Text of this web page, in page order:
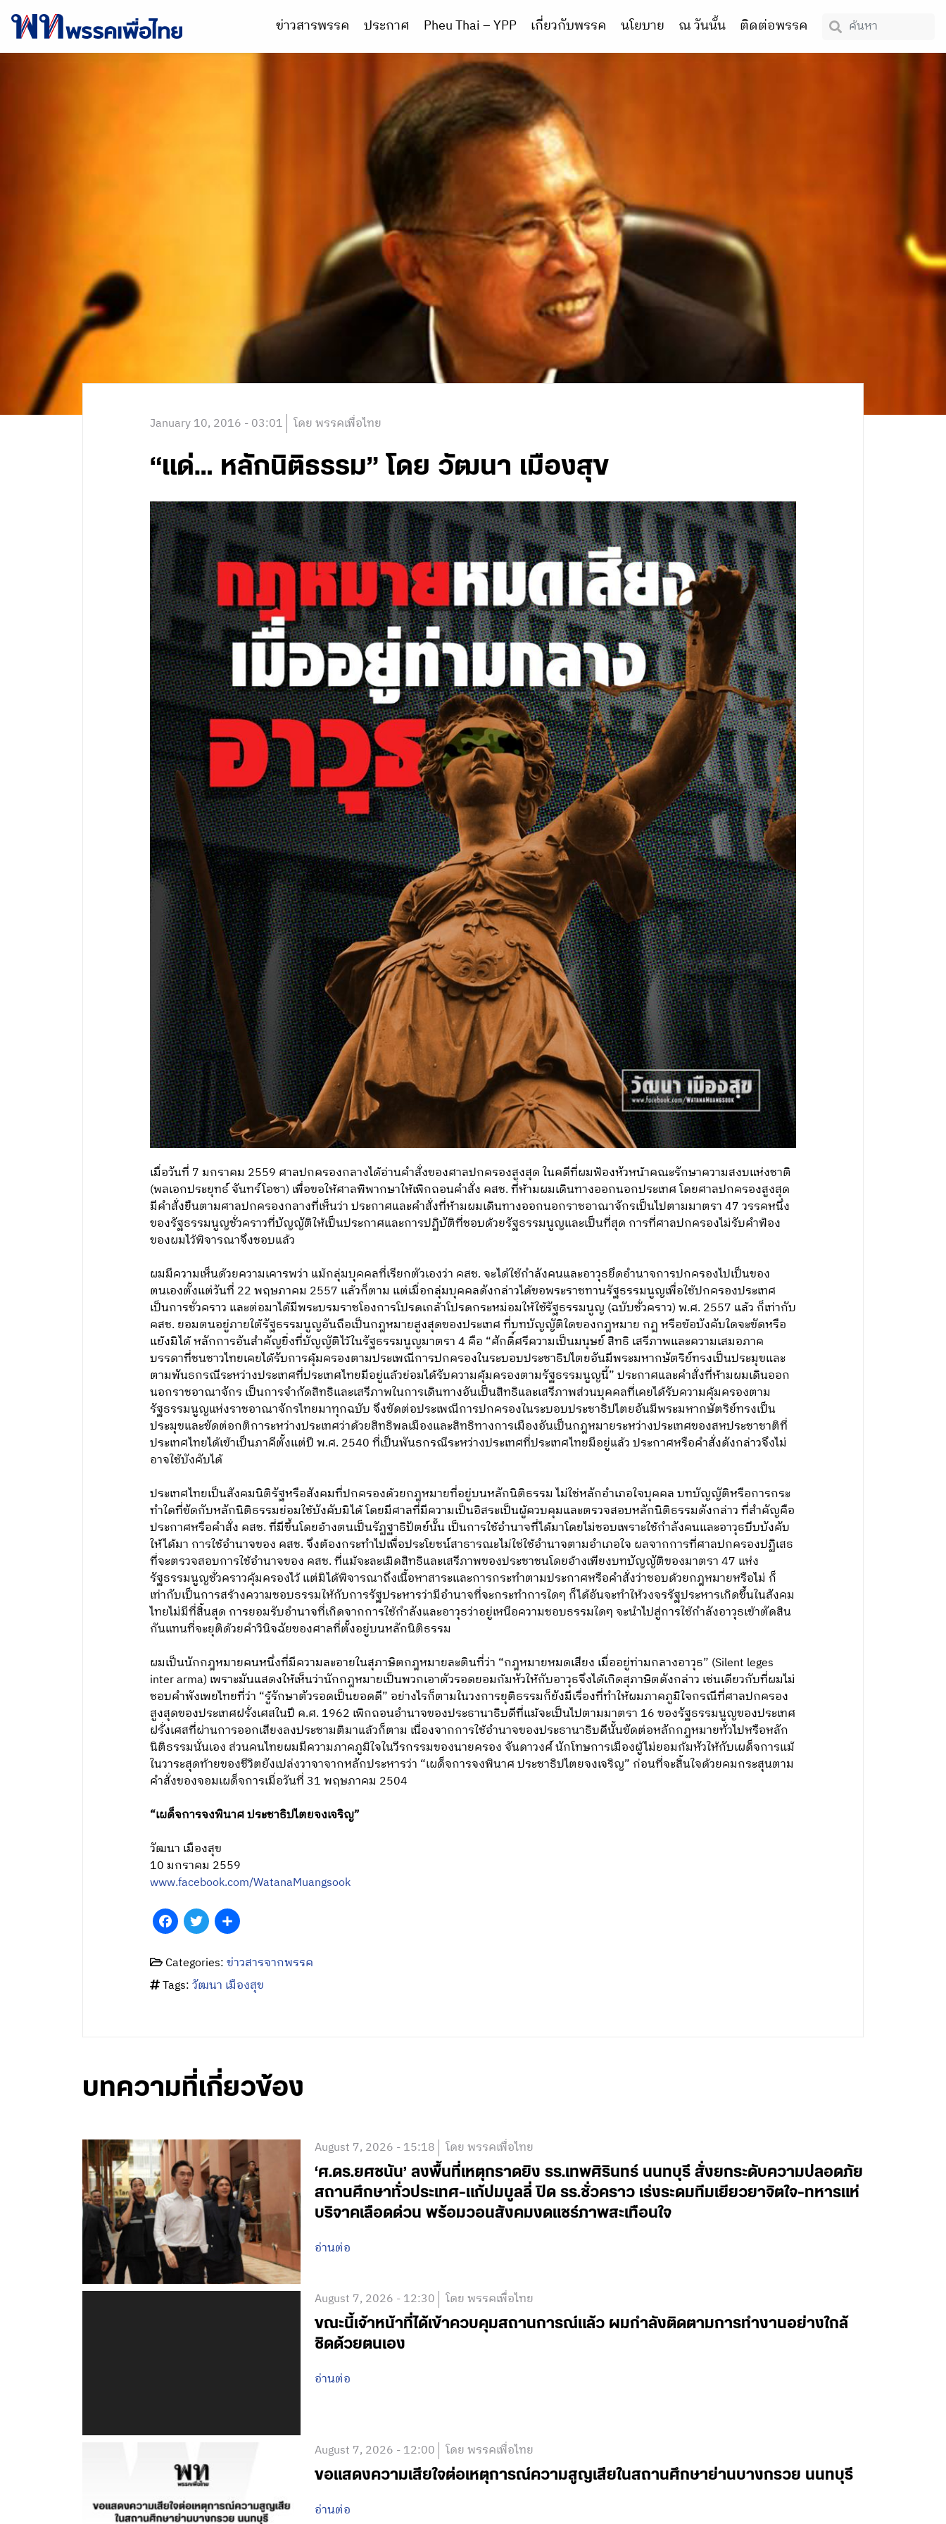
ข่าวสารพรรค ประกาศ Pheu Thai – YPP เกี่ยวกับพรรค นโยบาย ณ วันนั้น ติดต่อพรรค
January 10, 2016 - 03:01 โดย พรรคเพื่อไทย
“แด่… หลักนิติธรรม” โดย วัฒนา เมืองสุข
เมื่อวันที่ 7 มกราคม 2559 ศาลปกครองกลางได้อ่านคำสั่งของศาลปกครองสูงสุด ในคดีที่ผมฟ้องหัวหน้าคณะรักษาความสงบแห่งชาติ
(พลเอกประยุทธ์ จันทร์โอชา) เพื่อขอให้ศาลพิพากษาให้เพิกถอนคำสั่ง คสช. ที่ห้ามผมเดินทางออกนอกประเทศ โดยศาลปกครองสูงสุด
มีคำสั่งยืนตามศาลปกครองกลางที่เห็นว่า ประกาศและคำสั่งที่ห้ามผมเดินทางออกนอกราชอาณาจักรเป็นไปตามมาตรา 47 วรรคหนึ่ง
ของรัฐธรรมนูญชั่วคราวที่บัญญัติให้เป็นประกาศและการปฏิบัติที่ชอบด้วยรัฐธรรมนูญและเป็นที่สุด การที่ศาลปกครองไม่รับคำฟ้อง
ของผมไว้พิจารณาจึงชอบแล้ว
ผมมีความเห็นด้วยความเคารพว่า แม้กลุ่มบุคคลที่เรียกตัวเองว่า คสช. จะได้ใช้กำลังคนและอาวุธยึดอำนาจการปกครองไปเป็นของ
ตนเองตั้งแต่วันที่ 22 พฤษภาคม 2557 แล้วก็ตาม แต่เมื่อกลุ่มบุคคลดังกล่าวได้ขอพระราชทานรัฐธรรมนูญเพื่อใช้ปกครองประเทศ
เป็นการชั่วคราว และต่อมาได้มีพระบรมราชโองการโปรดเกล้าโปรดกระหม่อมให้ใช้รัฐธรรมนูญ (ฉบับชั่วคราว) พ.ศ. 2557 แล้ว ก็เท่ากับ
คสช. ยอมตนอยู่ภายใต้รัฐธรรมนูญอันถือเป็นกฎหมายสูงสุดของประเทศ ที่บทบัญญัติใดของกฎหมาย กฏ หรือข้อบังคับใดจะขัดหรือ
แย้งมิได้ หลักการอันสำคัญยิ่งที่บัญญัติไว้ในรัฐธรรมนูญมาตรา 4 คือ “ศักดิ์ศรีความเป็นมนุษย์ สิทธิ เสรีภาพและความเสมอภาค
บรรดาที่ชนชาวไทยเคยได้รับการคุ้มครองตามประเพณีการปกครองในระบอบประชาธิปไตยอันมีพระมหากษัตริย์ทรงเป็นประมุขและ
ตามพันธกรณีระหว่างประเทศที่ประเทศไทยมีอยู่แล้วย่อมได้รับความคุ้มครองตามรัฐธรรมนูญนี้” ประกาศและคำสั่งที่ห้ามผมเดินออก
นอกราชอาณาจักร เป็นการจำกัดสิทธิและเสรีภาพในการเดินทางอันเป็นสิทธิและเสรีภาพส่วนบุคคลที่เคยได้รับความคุ้มครองตาม
รัฐธรรมนูญแห่งราชอาณาจักรไทยมาทุกฉบับ จึงขัดต่อประเพณีการปกครองในระบอบประชาธิปไตยอันมีพระมหากษัตริย์ทรงเป็น
ประมุขและขัดต่อกติการะหว่างประเทศว่าด้วยสิทธิพลเมืองและสิทธิทางการเมืองอันเป็นกฎหมายระหว่างประเทศของสหประชาชาติที่
ประเทศไทยได้เข้าเป็นภาคีตั้งแต่ปี พ.ศ. 2540 ที่เป็นพันธกรณีระหว่างประเทศที่ประเทศไทยมีอยู่แล้ว ประกาศหรือคำสั่งดังกล่าวจึงไม่
อาจใช้บังคับได้
ประเทศไทยเป็นสังคมนิติรัฐหรือสังคมที่ปกครองด้วยกฎหมายที่อยู่บนหลักนิติธรรม ไม่ใช่หลักอำเภอใจบุคคล บทบัญญัติหรือการกระ
ทำใดที่ขัดกับหลักนิติธรรมย่อมใช้บังคับมิได้ โดยมีศาลที่มีความเป็นอิสระเป็นผู้ควบคุมและตรวจสอบหลักนิติธรรมดังกล่าว ที่สำคัญคือ
ประกาศหรือคำสั่ง คสช. ที่มีขึ้นโดยอ้างตนเป็นรัฏฐาธิปัตย์นั้น เป็นการใช้อำนาจที่ได้มาโดยไม่ชอบเพราะใช้กำลังคนและอาวุธบีบบังคับ
ให้ได้มา การใช้อำนาจของ คสช. จึงต้องกระทำไปเพื่อประโยชน์สาธารณะไม่ใช่ใช้อำนาจตามอำเภอใจ ผลจากการที่ศาลปกครองปฏิเสธ
ที่จะตรวจสอบการใช้อำนาจของ คสช. ที่แม้จะละเมิดสิทธิและเสรีภาพของประชาชนโดยอ้างเพียงบทบัญญัติของมาตรา 47 แห่ง
รัฐธรรมนูญชั่วคราวคุ้มครองไว้ แต่มิได้พิจารณาถึงเนื้อหาสาระและการกระทำตามประกาศหรือคำสั่งว่าชอบด้วยกฎหมายหรือไม่ ก็
เท่ากับเป็นการสร้างความชอบธรรมให้กับการรัฐประหารว่ามีอำนาจที่จะกระทำการใดๆ ก็ได้อันจะทำให้วงจรรัฐประหารเกิดขึ้นในสังคม
ไทยไม่มีที่สิ้นสุด การยอมรับอำนาจที่เกิดจากการใช้กำลังและอาวุธว่าอยู่เหนือความชอบธรรมใดๆ จะนำไปสู่การใช้กำลังอาวุธเข้าตัดสิน
กันแทนที่จะยุติด้วยคำวินิจฉัยของศาลที่ตั้งอยู่บนหลักนิติธรรม
ผมเป็นนักกฎหมายคนหนึ่งที่มีความละอายในสุภาษิตกฎหมายละตินที่ว่า “กฎหมายหมดเสียง เมื่ออยู่ท่ามกลางอาวุธ” (Silent leges
inter arma) เพราะมันแสดงให้เห็นว่านักกฎหมายเป็นพวกเอาตัวรอดยอมก้มหัวให้กับอาวุธจึงได้เกิดสุภาษิตดังกล่าว เช่นเดียวกับที่ผมไม่
ชอบคำพังเพยไทยที่ว่า “รู้รักษาตัวรอดเป็นยอดดี” อย่างไรก็ตามในวงการยุติธรรมก็ยังมีเรื่องที่ทำให้ผมภาคภูมิใจกรณีที่ศาลปกครอง
สูงสุดของประเทศฝรั่งเศสในปี ค.ศ. 1962 เพิกถอนอำนาจของประธานาธิบดีที่แม้จะเป็นไปตามมาตรา 16 ของรัฐธรรมนูญของประเทศ
ฝรั่งเศสที่ผ่านการออกเสียงลงประชามติมาแล้วก็ตาม เนื่องจากการใช้อำนาจของประธานาธิบดีนั้นขัดต่อหลักกฎหมายทั่วไปหรือหลัก
นิติธรรมนั่นเอง ส่วนคนไทยผมมีความภาคภูมิใจในวีรกรรมของนายครอง จันดาวงศ์ นักโทษการเมืองผู้ไม่ยอมก้มหัวให้กับเผด็จการแม้
ในวาระสุดท้ายของชีวิตยังเปล่งวาจาจากหลักประหารว่า “เผด็จการจงพินาศ ประชาธิปไตยจงเจริญ” ก่อนที่จะสิ้นใจด้วยคมกระสุนตาม
คำสั่งของจอมเผด็จการเมื่อวันที่ 31 พฤษภาคม 2504
“เผด็จการจงพินาศ ประชาธิปไตยจงเจริญ”
วัฒนา เมืองสุข
10 มกราคม 2559
www.facebook.com/WatanaMuangsook
Facebook
TwitterShare
Categories:ข่าวสารจากพรรค
Tags:วัฒนา เมืองสุข
บทความที่เกี่ยวข้อง
August 7, 2026 - 15:18 โดย พรรคเพื่อไทย
‘ศ.ดร.ยศชนัน’ ลงพื้นที่เหตุกราดยิง รร.เทพศิรินทร์ นนทบุรี สั่งยกระดับความปลอดภัย
สถานศึกษาทั่วประเทศ-แก้ปมบูลลี่ ปิด รร.ชั่วคราว เร่งระดมทีมเยียวยาจิตใจ-ทหารแห่
บริจาคเลือดด่วน พร้อมวอนสังคมงดแชร์ภาพสะเทือนใจ
อ่านต่อ
August 7, 2026 - 12:30 โดย พรรคเพื่อไทย
ขณะนี้เจ้าหน้าที่ได้เข้าควบคุมสถานการณ์แล้ว ผมกำลังติดตามการทำงานอย่างใกล้
ชิดด้วยตนเอง
อ่านต่อ
August 7, 2026 - 12:00 โดย พรรคเพื่อไทย
ขอแสดงความเสียใจต่อเหตุการณ์ความสูญเสียในสถานศึกษาย่านบางกรวย นนทบุรี
อ่านต่อ